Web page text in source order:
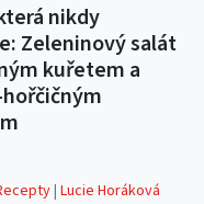
nikdy
Zeleninový salát
kuřetem a
|Lucie Horáková